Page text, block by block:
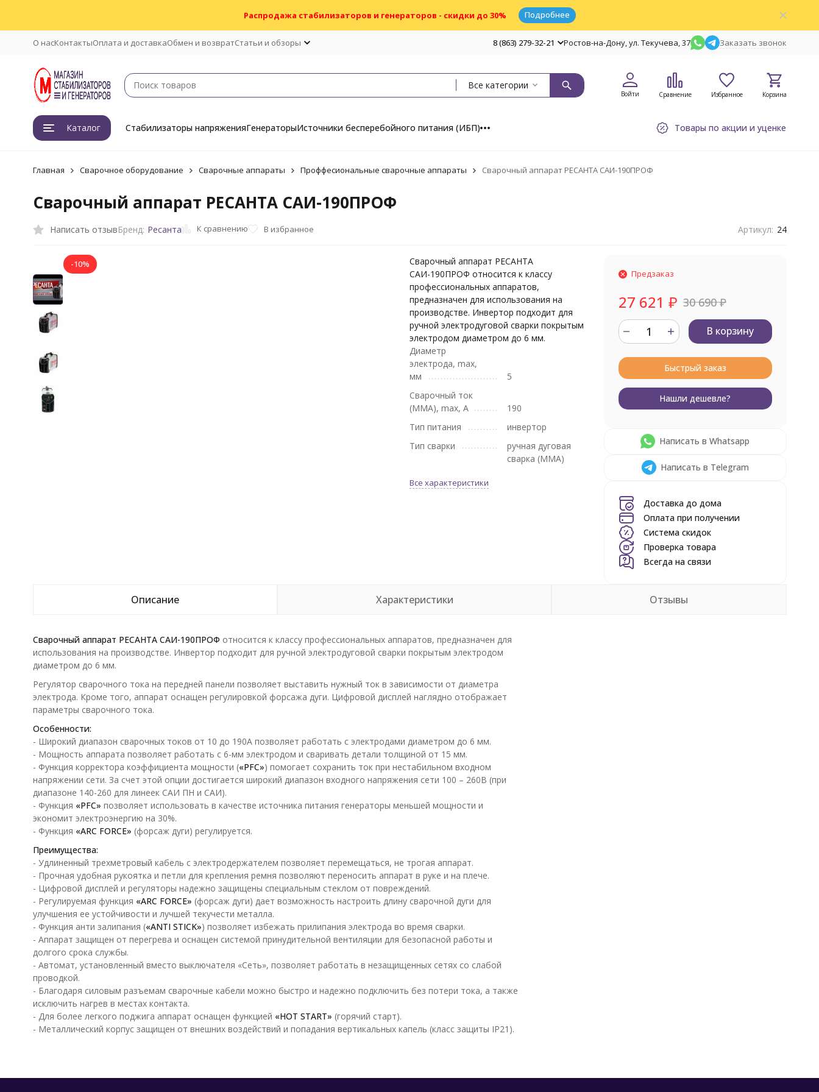
Распродажа стабилизаторов и генераторов - скидки до 30% Подробнее
О насКонтактыОплата и доставкаОбмен и возвратСтатьи и обзоры 8 (863) 279-32-21 Ростов-на-Дону, ул. Текучева, 37 Заказать звонок
Все категории
Войти Сравнение Избранное Корзина
Каталог Стабилизаторы напряженияГенераторыИсточники бесперебойного питания (ИБП) Товары по акции и уценке
Главная Сварочное оборудование Сварочные аппараты Проффесиональные сварочные аппараты Сварочный аппарат РЕСАНТА САИ-190ПРОФ
Сварочный аппарат РЕСАНТА САИ-190ПРОФ
Написать отзывБренд: Ресанта К сравнению В избранное Артикул: 24
-10%
Сварочный аппарат РЕСАНТА
САИ-190ПРОФ относится к классу
профессиональных аппаратов,
предназначен для использования на
производстве. Инвертор подходит для
ручной электродуговой сварки покрытым
электродом диаметром до 6 мм.
Диаметр
электрода, max,
мм
5
Сварочный ток
(MMA), max, A
190
Тип питания
инвертор
Тип сварки
ручная дуговая
сварка (MMA)
Все характеристики
Предзаказ
27 621 ₽ 30 690₽
В корзину
Быстрый заказ
Нашли дешевле?
Написать в Whatsapp
Написать в Telegram
Доставка до дома
Оплата при получении
Система скидок
Проверка товара
Всегда на связи
Описание Характеристики Отзывы
Сварочный аппарат РЕСАНТА САИ-190ПРОФ относится к классу профессиональных аппаратов, предназначен для
использования на производстве. Инвертор подходит для ручной электродуговой сварки покрытым электродом
диаметром до 6 мм.
Регулятор сварочного тока на передней панели позволяет выставить нужный ток в зависимости от диаметра
электрода. Кроме того, аппарат оснащен регулировкой форсажа дуги. Цифровой дисплей наглядно отображает
параметры сварочного тока.
Особенности:
- Широкий диапазон сварочных токов от 10 до 190А позволяет работать с электродами диаметром до 6 мм.
- Мощность аппарата позволяет работать с 6-мм электродом и сваривать детали толщиной от 15 мм.
- Функция корректора коэффициента мощности («PFC») помогает сохранить ток при нестабильном входном
напряжении сети. За счет этой опции достигается широкий диапазон входного напряжения сети 100 – 260В (при
диапазоне 140-260 для линеек САИ ПН и САИ).
- Функция «PFC» позволяет использовать в качестве источника питания генераторы меньшей мощности и
экономит электроэнергию на 30%.
- Функция «ARC FORCE» (форсаж дуги) регулируется.
Преимущества:
- Удлиненный трехметровый кабель с электродержателем позволяет перемещаться, не трогая аппарат.
- Прочная удобная рукоятка и петли для крепления ремня позволяют переносить аппарат в руке и на плече.
- Цифровой дисплей и регуляторы надежно защищены специальным стеклом от повреждений.
- Регулируемая функция «ARC FORCE» (форсаж дуги) дает возможность настроить длину сварочной дуги для
улучшения ее устойчивости и лучшей текучести металла.
- Функция анти залипания («ANTI STICK») позволяет избежать прилипания электрода во время сварки.
- Аппарат защищен от перегрева и оснащен системой принудительной вентиляции для безопасной работы и
долгого срока службы.
- Автомат, установленный вместо выключателя «Сеть», позволяет работать в незащищенных сетях со слабой
проводкой.
- Благодаря силовым разъемам сварочные кабели можно быстро и надежно подключить без потери тока, а также
исключить нагрев в местах контакта.
- Для более легкого поджига аппарат оснащен функцией «HOT START» (горячий старт).
- Металлический корпус защищен от внешних воздействий и попадания вертикальных капель (класс защиты IP21).